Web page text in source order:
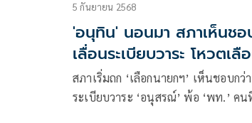
5 กันยายน 2568
'อนุทิน' นอนมา สภาเห็นชอ
เลื่อนระเบียบวาระ โหวตเลื
สภาเริ่มถก ‘เลือกนายกฯ’ เห็นชอบกว่า 313 เสียงเลื่อน
ระเบียบวาระ ‘อนุสรณ์’ พ้อ ‘พท.’ คนที่ไม่ใช่ ทำอะไรก็